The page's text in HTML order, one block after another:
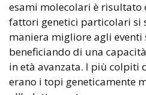
esami molecolari è risultato
fattori genetici particolari si
maniera migliore agli
beneficiando di una
in età avanzata. I più colpiti
erano i topi geneticamente